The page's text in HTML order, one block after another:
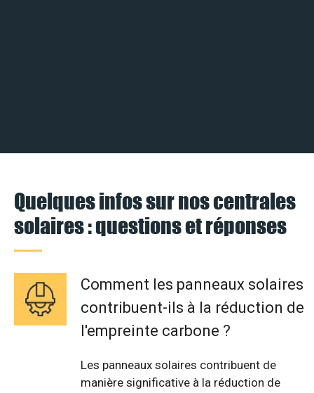
Quelques infos sur nos centrales
solaires : questions et réponses
Comment les panneaux solaires
contribuent-ils à la réduction de
l'empreinte carbone ?
Les panneaux solaires contribuent de
manière significative à la réduction de